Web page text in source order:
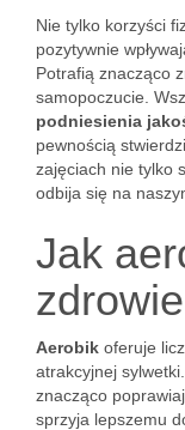
Nie tylko korzyści
pozytywnie
Potrafią znacząco
samopoczucie.
podniesienia
pewnością
zajęciach nie tylko
odbija się na
Jak
Aerobik oferuje
atrakcyjnej
znacząco
sprzyja lepszemu